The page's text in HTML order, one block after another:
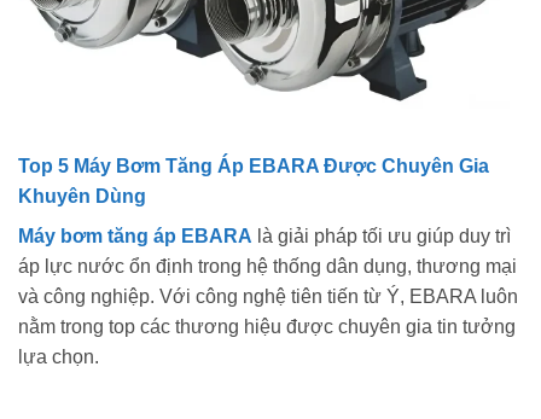
Top 5 Máy Bơm Tăng Áp EBARA Được Chuyên Gia
Khuyên Dùng
Máy bơm tăng áp EBARA là giải pháp tối ưu giúp duy trì
áp lực nước ổn định trong hệ thống dân dụng, thương mại
và công nghiệp. Với công nghệ tiên tiến từ Ý, EBARA luôn
nằm trong top các thương hiệu được chuyên gia tin tưởng
lựa chọn.